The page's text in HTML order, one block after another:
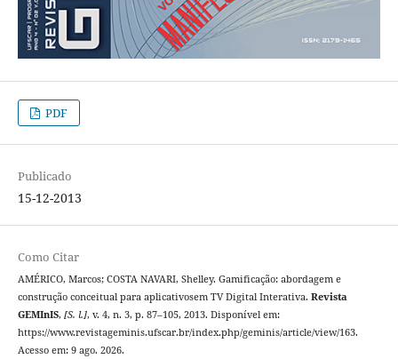
PDF
Publicado
15-12-2013
Como Citar
AMÉRICO, Marcos; COSTA NAVARI, Shelley. Gamificação: abordagem e
construção conceitual para aplicativosem TV Digital Interativa. Revista
GEMInIS, [S. l.], v. 4, n. 3, p. 87–105, 2013. Disponível em:
https://www.revistageminis.ufscar.br/index.php/geminis/article/view/163.
Acesso em: 9 ago. 2026.